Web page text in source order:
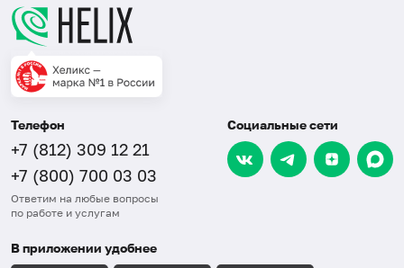
Телефон
+7 (812) 309 12 21
+7 (800) 700 03 03
Ответим на любые вопросы
по работе и услугам
Социальные сети
В приложении удобнее